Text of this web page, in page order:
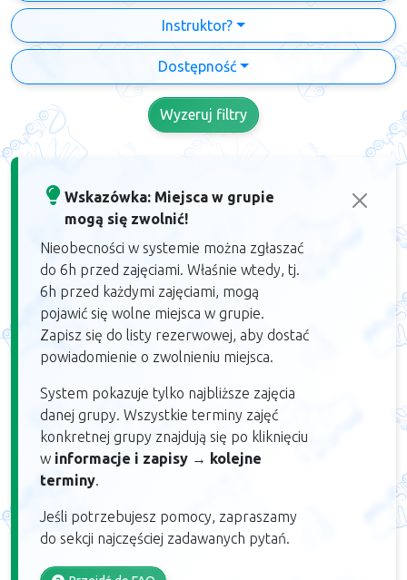
Instruktor?
Dostępność
Wyzeruj filtry
Wskazówka: Miejsca w grupie
mogą się zwolnić!
Nieobecności w systemie można zgłaszać
do 6h przed zajęciami. Właśnie wtedy, tj.
6h przed każdymi zajęciami, mogą
pojawić się wolne miejsca w grupie.
Zapisz się do listy rezerwowej, aby dostać
powiadomienie o zwolnieniu miejsca.
System pokazuje tylko najbliższe zajęcia
danej grupy. Wszystkie terminy zajęć
konkretnej grupy znajdują się po kliknięciu
w informacje i zapisy → kolejne
terminy.
Jeśli potrzebujesz pomocy, zapraszamy
do sekcji najczęściej zadawanych pytań.